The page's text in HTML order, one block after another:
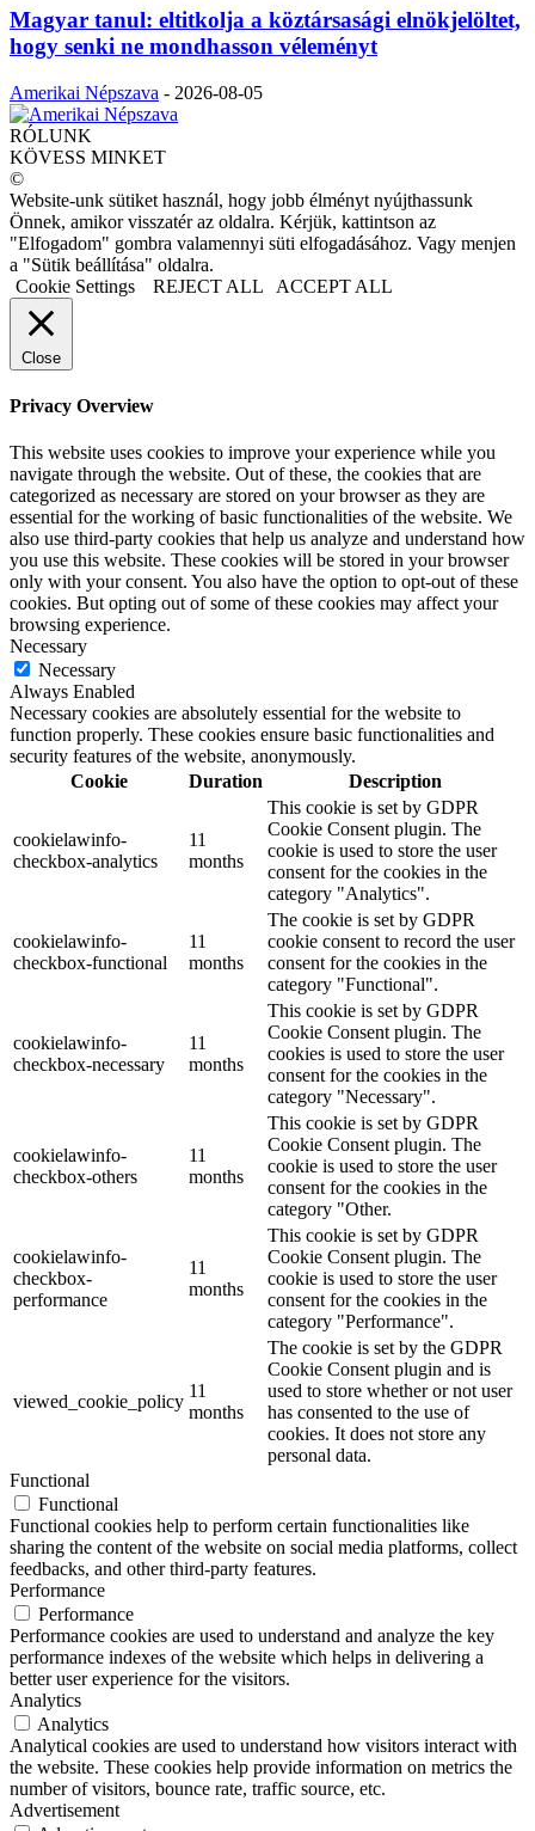
Magyar tanul: eltitkolja a köztársasági elnökjelöltet,
hogy senki ne mondhasson véleményt
Amerikai Népszava - 2026-08-05
RÓLUNK
KÖVESS MINKET
©
Website-unk sütiket használ, hogy jobb élményt nyújthassunk
Önnek, amikor visszatér az oldalra. Kérjük, kattintson az
"Elfogadom" gombra valamennyi süti elfogadásához. Vagy menjen
a "Sütik beállítása" oldalra.
Cookie Settings
REJECT ALL ACCEPT ALL
Close
Privacy Overview
This website uses cookies to improve your experience while you
navigate through the website. Out of these, the cookies that are
categorized as necessary are stored on your browser as they are
essential for the working of basic functionalities of the website. We
also use third-party cookies that help us analyze and understand how
you use this website. These cookies will be stored in your browser
only with your consent. You also have the option to opt-out of these
cookies. But opting out of some of these cookies may affect your
browsing experience.
Necessary
Necessary
Always Enabled
Necessary cookies are absolutely essential for the website to
function properly. These cookies ensure basic functionalities and
security features of the website, anonymously.
Cookie
Duration Description
cookielawinfo-
checkbox-analytics
11
months
This cookie is set by GDPR
Cookie Consent plugin. The
cookie is used to store the user
consent for the cookies in the
category "Analytics".
cookielawinfo-
checkbox-functional
11
months
The cookie is set by GDPR
cookie consent to record the user
consent for the cookies in the
category "Functional".
cookielawinfo-
checkbox-necessary
11
months
This cookie is set by GDPR
Cookie Consent plugin. The
cookies is used to store the user
consent for the cookies in the
category "Necessary".
cookielawinfo-
checkbox-others
11
months
This cookie is set by GDPR
Cookie Consent plugin. The
cookie is used to store the user
consent for the cookies in the
category "Other.
cookielawinfo-
checkbox-
performance
11
months
This cookie is set by GDPR
Cookie Consent plugin. The
cookie is used to store the user
consent for the cookies in the
category "Performance".
viewed_cookie_policy
11
months
The cookie is set by the GDPR
Cookie Consent plugin and is
used to store whether or not user
has consented to the use of
cookies. It does not store any
personal data.
Functional
Functional
Functional cookies help to perform certain functionalities like
sharing the content of the website on social media platforms, collect
feedbacks, and other third-party features.
Performance
Performance
Performance cookies are used to understand and analyze the key
performance indexes of the website which helps in delivering a
better user experience for the visitors.
Analytics
Analytics
Analytical cookies are used to understand how visitors interact with
the website. These cookies help provide information on metrics the
number of visitors, bounce rate, traffic source, etc.
Advertisement